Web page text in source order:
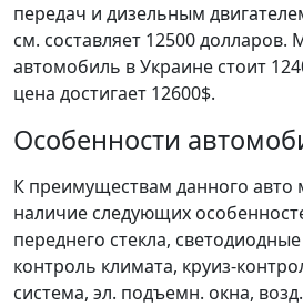
передач и дизельным
см. составляет 12500
автомобиль в Украине стоит
цена достигает 12600$.
Особенности
К преимуществам данного авто
наличие следующих
переднего стекла,
контроль климата, круиз-
система, эл. подъемн. окна,